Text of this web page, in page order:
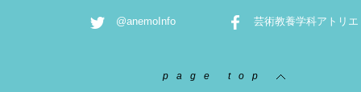
@anemoInfo 芸術教養学科アトリエ
page top